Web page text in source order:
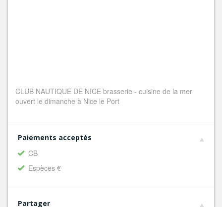
CLUB NAUTIQUE DE NICE brasserie - cuisine de la mer
ouvert le dimanche à Nice le Port
Paiements acceptés
CB
Espèces €
Partager